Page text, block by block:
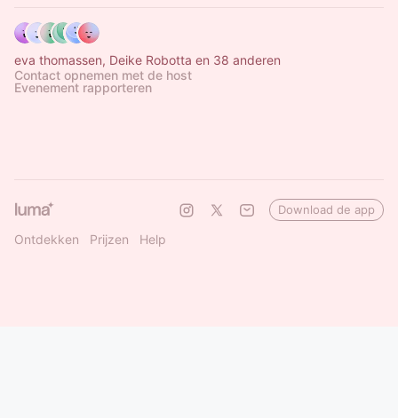
eva thomassen, Deike Robotta en 38 anderen
Contact opnemen met de host
Evenement rapporteren
Ontdekken Prijzen Help
Download de app